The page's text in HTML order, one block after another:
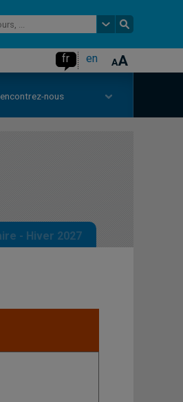
fr en
nous
- Hiver 2027